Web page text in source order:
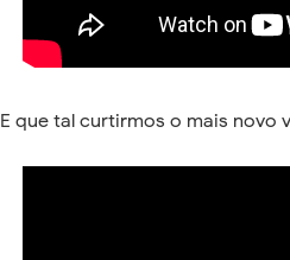
E que tal curtirmos o mais novo